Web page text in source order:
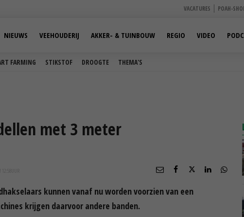
VACATURES POAH-
FARMING STIKSTOF DROOGTE THEMA'S
NIEUWS VEEHOUDERIJ AKKER- & TUINBOUW REGIO VIDEO
met 3 meter
kunnen vanaf nu worden voorzien van een
krijgen daarvoor andere banden.